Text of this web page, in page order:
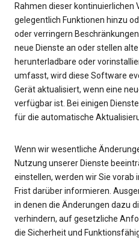
Rahmen dieser
gelegentlich Funktionen hinzu
oder verringern
neue Dienste an oder stellen
herunterladbare oder
umfasst, wird diese Software
Gerät aktualisiert, wenn eine
verfügbar ist. Bei einigen
für die automatische
Wenn wir wesentliche
Nutzung unserer Dienste
einstellen, werden wir Sie vorab
Frist darüber informieren.
in denen die Änderungen dazu
verhindern, auf gesetzliche
die Sicherheit und